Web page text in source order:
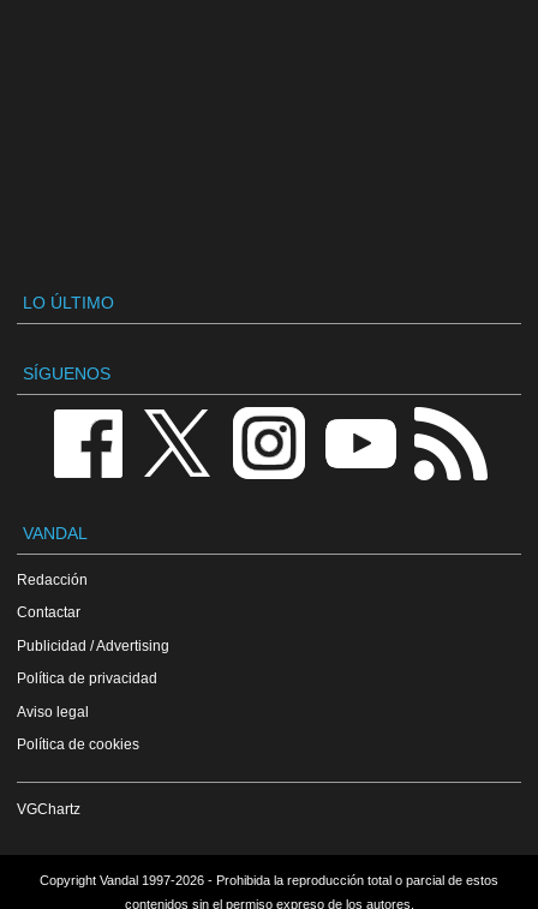
LO ÚLTIMO
SÍGUENOS
VANDAL
Redacción
Contactar
Publicidad / Advertising
Política de privacidad
Aviso legal
Política de cookies
VGChartz
Copyright Vandal 1997-2026 - Prohibida la reproducción total o parcial de estos
contenidos sin el permiso expreso de los autores.